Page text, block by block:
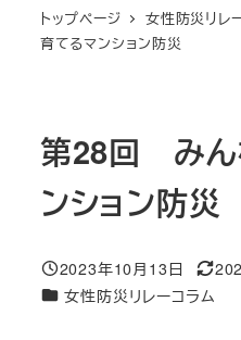
トップページ 女性防災リレ
育てるマンション防災
第28回 みん
ンション防災
投稿日
2023年10月13日
更新日
カテゴリー
女性防災リレーコラム